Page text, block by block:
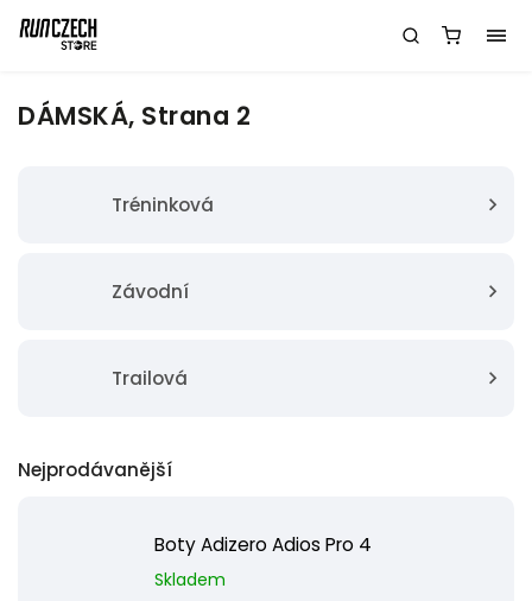
DÁMSKÁ, Strana 2
Tréninková
Závodní
Trailová
Nejprodávanější
Boty Adizero Adios Pro 4
Skladem